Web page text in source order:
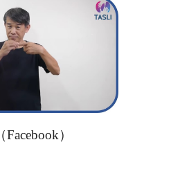
（Facebook）